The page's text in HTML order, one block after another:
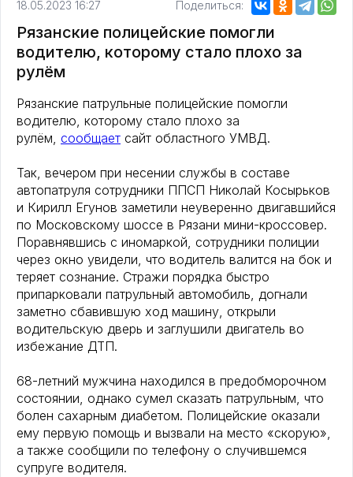
18.05.2023 16:27 Поделиться:
Рязанские полицейские помогли
водителю, которому стало плохо за
рулём
Рязанские патрульные полицейские помогли
водителю, которому стало плохо за
рулём, сообщает сайт областного УМВД.
Так, вечером при несении службы в составе
автопатруля сотрудники ППСП Николай Косырьков
и Кирилл Егунов заметили неуверенно двигавшийся
по Московскому шоссе в Рязани мини-кроссовер.
Поравнявшись с иномаркой, сотрудники полиции
через окно увидели, что водитель валится на бок и
теряет сознание. Стражи порядка быстро
припарковали патрульный автомобиль, догнали
заметно сбавившую ход машину, открыли
водительскую дверь и заглушили двигатель во
избежание ДТП.
68-летний мужчина находился в предобморочном
состоянии, однако сумел сказать патрульным, что
болен сахарным диабетом. Полицейские оказали
ему первую помощь и вызвали на место «скорую»,
а также сообщили по телефону о случившемся
супруге водителя.